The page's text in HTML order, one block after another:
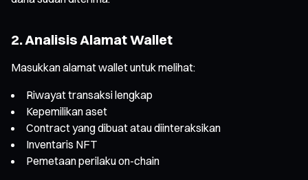
2. Analisis Alamat Wallet
Masukkan alamat wallet untuk melihat:
Riwayat transaksi lengkap
Kepemilikan aset
Contract yang dibuat atau diinteraksikan
Inventaris NFT
Pemetaan perilaku on-chain